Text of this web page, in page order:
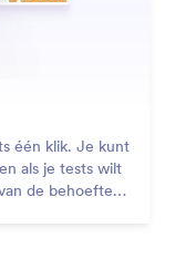
één klik. Je kunt
als je tests wilt
de behoeften